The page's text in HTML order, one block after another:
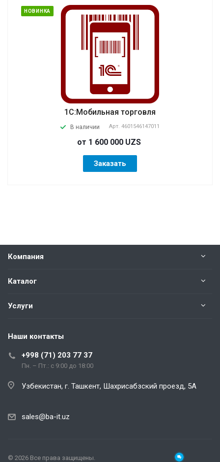
НОВИНКА
1С:Мобильная торговля
В наличии Арт. 4601546147011
от 1 600 000 UZS
Заказать
Компания
Каталог
Услуги
Наши контакты
+998 (71) 203 77 37
Пн. – Пт.: с 9:00 до 18:00
Узбекистан, г. Ташкент, Шахрисабзский проезд, 5А
sales@ba-it.uz
© 2026 Все права защищены.